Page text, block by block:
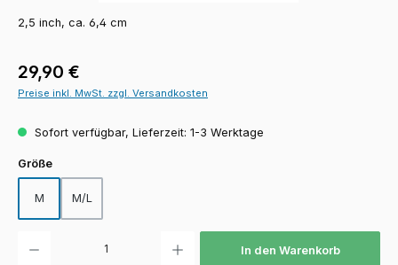
2,5 inch, ca. 6,4 cm
Regulärer Preis:
29,90 €
Preise inkl. MwSt. zzgl. Versandkosten
Sofort verfügbar, Lieferzeit: 1-3 Werktage
Größeauswählen
M M/L
In den Warenkorb